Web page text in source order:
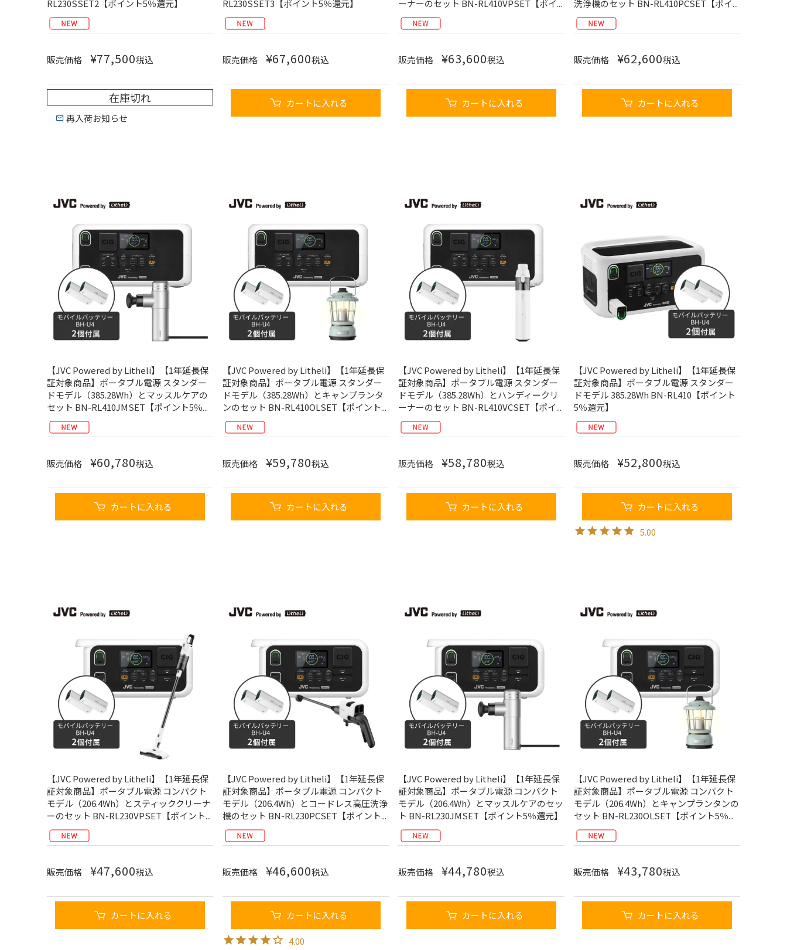
RL230SSET2【ポイント5％還元】
販売価格 ¥77,500税込
在庫切れ
再入荷お知らせ
RL230SSET3【ポイント5％還元】
販売価格 ¥67,600税込
カートに入れる
ーナーのセット BN-RL410VPSET【ポイ...
販売価格 ¥63,600税込
カートに入れる
洗浄機のセット BN-RL410PCSET【ポイ...
販売価格 ¥62,600税込
カートに入れる
【JVC Powered by Litheli】【1年延長保
証対象商品】ポータブル電源 スタンダー
ドモデル（385.28Wh）とマッスルケアの
セット BN-RL410JMSET【ポイント5％...
販売価格 ¥60,780税込
カートに入れる
【JVC Powered by Litheli】【1年延長保
証対象商品】ポータブル電源 スタンダー
ドモデル（385.28Wh）とキャンプランタ
ンのセット BN-RL410OLSET【ポイント...
販売価格 ¥59,780税込
カートに入れる
【JVC Powered by Litheli】【1年延長保
証対象商品】ポータブル電源 スタンダー
ドモデル（385.28Wh）とハンディークリ
ーナーのセット BN-RL410VCSET【ポイ...
販売価格 ¥58,780税込
カートに入れる
【JVC Powered by Litheli】【1年延長保
証対象商品】ポータブル電源 スタンダー
ドモデル 385.28Wh BN-RL410【ポイント
5％還元】
販売価格 ¥52,800税込
カートに入れる
5.00
【JVC Powered by Litheli】【1年延長保
証対象商品】ポータブル電源 コンパクト
モデル（206.4Wh）とスティッククリーナ
ーのセット BN-RL230VPSET【ポイント...
販売価格 ¥47,600税込
カートに入れる
【JVC Powered by Litheli】【1年延長保
証対象商品】ポータブル電源 コンパクト
モデル（206.4Wh）とコードレス高圧洗浄
機のセット BN-RL230PCSET【ポイント...
販売価格 ¥46,600税込
カートに入れる
4.00
【JVC Powered by Litheli】【1年延長保
証対象商品】ポータブル電源 コンパクト
モデル（206.4Wh）とマッスルケアのセッ
ト BN-RL230JMSET【ポイント5％還元】
販売価格 ¥44,780税込
カートに入れる
【JVC Powered by Litheli】【1年延長保
証対象商品】ポータブル電源 コンパクト
モデル（206.4Wh）とキャンプランタンの
セット BN-RL230OLSET【ポイント5％...
販売価格 ¥43,780税込
カートに入れる